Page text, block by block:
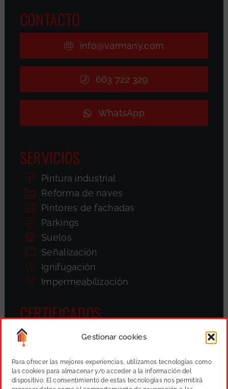
Gestionar cookies
Para ofrecer las mejores experiencias, utilizamos tecnologías como
las cookies para almacenar y/o acceder a la información del
dispositivo. El consentimiento de estas tecnologías nos permitirá
CONTACTO
info@varmany.com
663 722 329
WhatsApp
SERVICIOS
Pintura industrial
Reforma de naves
Pintores de fachadas
Parkings
Suelos
Señalización
Ignifugación
Impermeabilización
CERTIFICADOS